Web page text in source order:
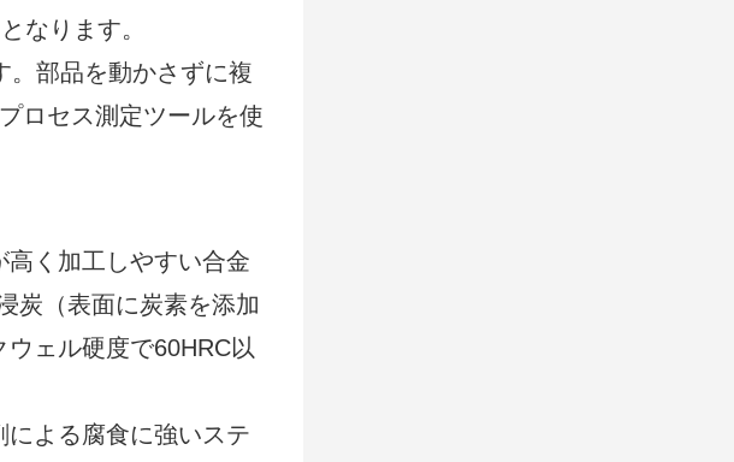
なります。
。部品を動かさずに複
ロセス測定ツールを使
く加工しやすい合金
炭（表面に炭素を添加
ェル硬度で60HRC以
よる腐食に強いステ